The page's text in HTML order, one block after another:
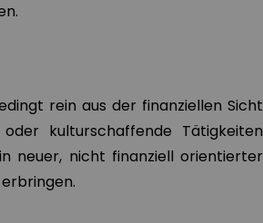
rein aus der finanziellen Sicht
kulturschaffende Tätigkeiten
neuer, nicht finanziell orientierter